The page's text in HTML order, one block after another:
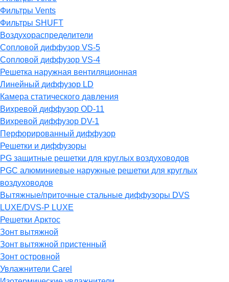
Фильтры Vents
Фильтры SHUFT
Воздухораспределители
Сопловой диффузор VS-5
Сопловой диффузор VS-4
Решетка наружная вентиляционная
Линейный диффузор LD
Камера статического давления
Вихревой диффузор OD-11
Вихревой диффузор DV-1
Перфорированный диффузор
Решетки и диффузоры
PG защитные решетки для круглых воздуховодов
PGC алюминиевые наружные решетки для круглых
воздуховодов
Вытяжные/приточные стальные диффузоры DVS
LUXE/DVS-P LUXE
Решетки Арктос
Зонт вытяжной
Зонт вытяжной пристенный
Зонт островной
Увлажнители Carel